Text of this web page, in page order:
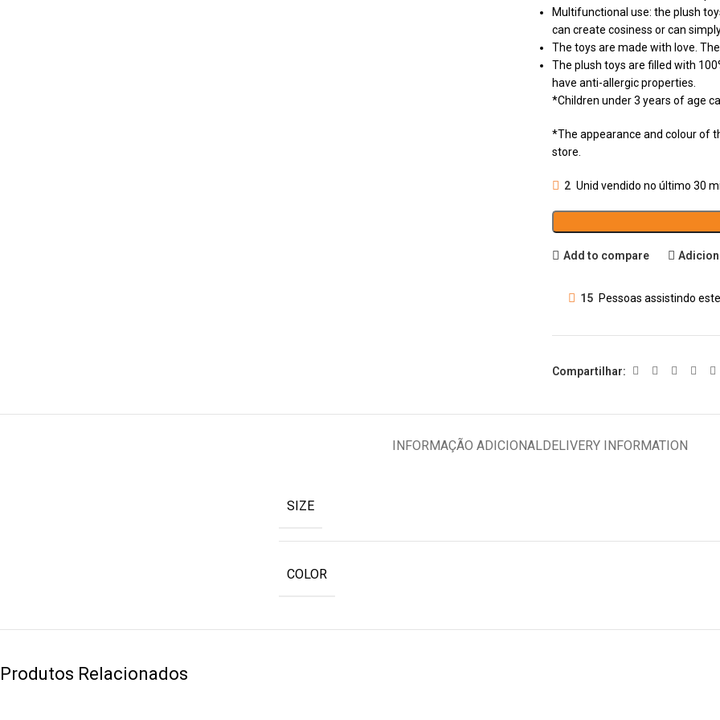
Multifunctional use: the plush
can create cosiness or can
The toys are made with love.
The plush toys are filled with
have anti-allergic properties.
*Children under 3 years of age
*The appearance and colour of
store.
2 Unid vendido no último 30
Add to compare
15 Pessoas assistindo
Compartilhar:
INFORMAÇÃO ADICIONALDELIVERY INFORMATION
SIZE
COLOR
Produtos Relacionados